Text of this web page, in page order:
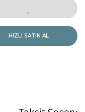
HIZLI SATIN AL